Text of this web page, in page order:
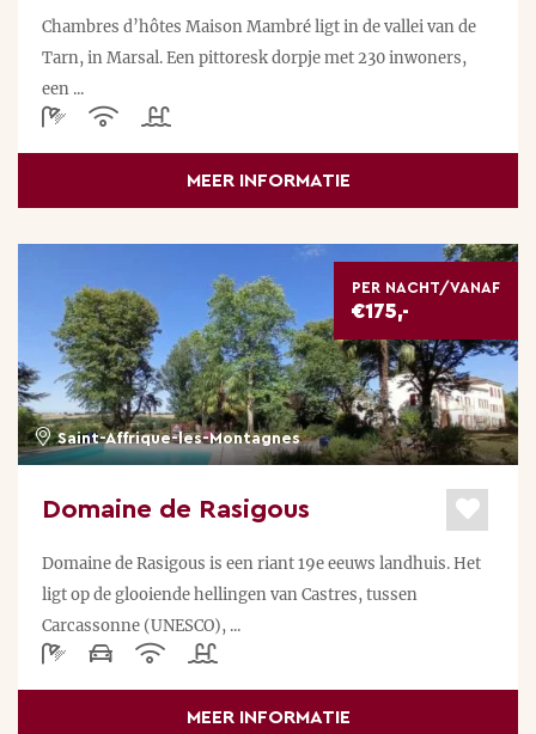
Chambres d’hôtes Maison Mambré ligt in de vallei van de
Tarn, in Marsal. Een pittoresk dorpje met 230 inwoners,
een ...
MEER INFORMATIE
PER NACHT/VANAF
€175,-
Saint-Affrique-les-Montagnes
Domaine de Rasigous
Domaine de Rasigous is een riant 19e eeuws landhuis. Het
ligt op de glooiende hellingen van Castres, tussen
Carcassonne (UNESCO), ...
MEER INFORMATIE